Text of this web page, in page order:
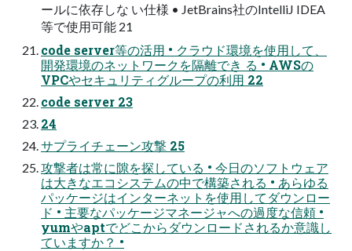
ールに依存しな い仕様 • JetBrains社のIntelliJ IDEA
等で使用可能 21
code server等の活用 • クラウド環境を使用して、
開発環境のネットワークを隔離でき る • AWSの
VPCやセキュリティグループの利用 22
code server 23
24
サプライチェーン攻撃 25
攻撃者は常に隙を探している • 今日のソフトウェア
は大きなエコシステムの中で構築される • あらゆる
パッケージはインターネットを使用してダウンロー
ド • 主要なパッケージマネージャへの過度な信頼 •
yumやaptでどこからダウンロードされるか意識し
ていますか？ •